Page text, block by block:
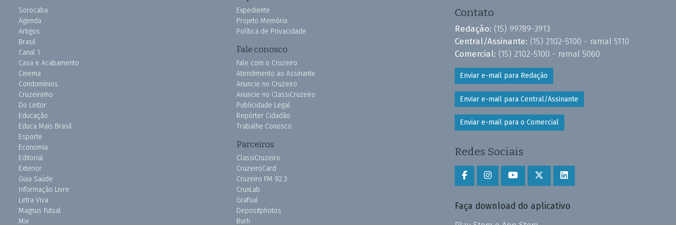
Sorocaba
Agenda
Artigos
Brasil
Canal 1
Casa e Acabamento
Cinema
Condomínios
Cruzeirinho
Do Leitor
Educação
Educa Mais Brasil
Esporte
Economia
Editorial
Exterior
Guia Saúde
Informação Livre
Letra Viva
Magnus Futsal
Mix
Expediente
Projeto Memória
Política de Privacidade
Fale conosco
Fale com o Cruzeiro
Atendimento ao Assinante
Anuncie no Cruzeiro
Anuncie no ClassiCruzeiro
Publicidade Legal
Repórter Cidadão
Trabalhe Conosco
Parceiros
ClassiCruzeiro
CruzeiroCard
Cruzeiro FM 92.3
CruxLab
Grafsul
Depositphotos
Burh
Contato
Redação: (15) 99789-3913
Central/Assinante: (15) 2102-5100 - ramal 5110
Comercial: (15) 2102-5100 - ramal 5060
Enviar e-mail para Redação
Enviar e-mail para Central/Assinante
Enviar e-mail para o Comercial
Redes Sociais
Faça download do aplicativo